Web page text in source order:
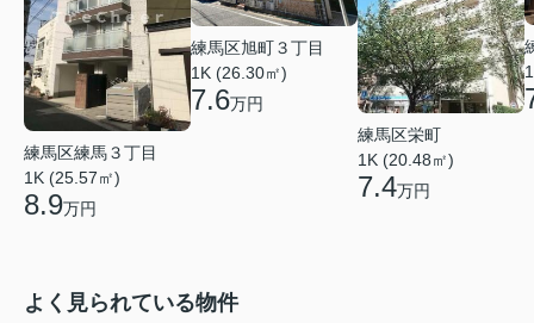
練馬区練馬３丁目
1K (25.57㎡)
8.9万円
練馬区旭町３丁目
1K (26.30㎡)
7.6万円
練馬区栄町
1K (20.48㎡)
7.4万円
よく見られている物件